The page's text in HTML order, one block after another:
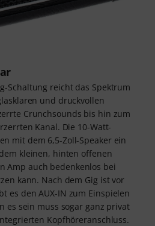
Schaltung reicht das Spektrum
und druckvollen
Crunchsounds bis hin zum
Kanal. Die 10-Watt-
mit dem 6,5-Zoll-Speaker ein
kleinen, hinten offenen
Amp auch bedenkenlos bei
kann. Nach dem Gig ist vor
es den AUX-IN zum Einspielen
es sein muss sogar ganz privat
Kopfhöreranschluss.